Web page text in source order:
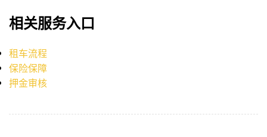
相关服务入口
租车流程
保险保障
押金审核